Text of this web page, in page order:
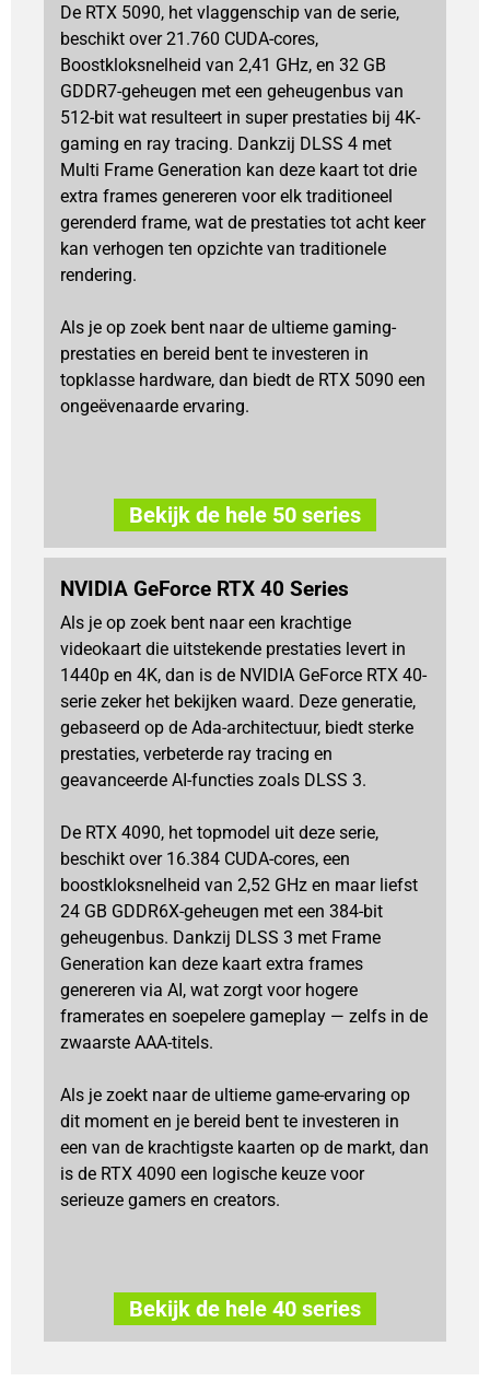
De RTX 5090, het vlaggenschip van de serie,
beschikt over 21.760 CUDA-cores,
Boostkloksnelheid van 2,41 GHz, en 32 GB
GDDR7-geheugen met een geheugenbus van
512-bit wat resulteert in super prestaties bij 4K-
gaming en ray tracing. Dankzij DLSS 4 met
Multi Frame Generation kan deze kaart tot drie
extra frames genereren voor elk traditioneel
gerenderd frame, wat de prestaties tot acht keer
kan verhogen ten opzichte van traditionele
rendering.
Als je op zoek bent naar de ultieme gaming-
prestaties en bereid bent te investeren in
topklasse hardware, dan biedt de RTX 5090 een
ongeëvenaarde ervaring.
Bekijk de hele 50 series
NVIDIA GeForce RTX 40 Series
Als je op zoek bent naar een krachtige
videokaart die uitstekende prestaties levert in
1440p en 4K, dan is de NVIDIA GeForce RTX 40-
serie zeker het bekijken waard. Deze generatie,
gebaseerd op de Ada-architectuur, biedt sterke
prestaties, verbeterde ray tracing en
geavanceerde AI-functies zoals DLSS 3.
De RTX 4090, het topmodel uit deze serie,
beschikt over 16.384 CUDA-cores, een
boostkloksnelheid van 2,52 GHz en maar liefst
24 GB GDDR6X-geheugen met een 384-bit
geheugenbus. Dankzij DLSS 3 met Frame
Generation kan deze kaart extra frames
genereren via AI, wat zorgt voor hogere
framerates en soepelere gameplay — zelfs in de
zwaarste AAA-titels.
Als je zoekt naar de ultieme game-ervaring op
dit moment en je bereid bent te investeren in
een van de krachtigste kaarten op de markt, dan
is de RTX 4090 een logische keuze voor
serieuze gamers en creators.
Bekijk de hele 40 series